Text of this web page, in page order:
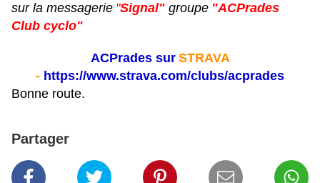
sur la messagerie "Signal" groupe "ACPrades
Club cyclo"
ACPrades sur STRAVA
- https://www.strava.com/clubs/acprades
Bonne route.
Partager